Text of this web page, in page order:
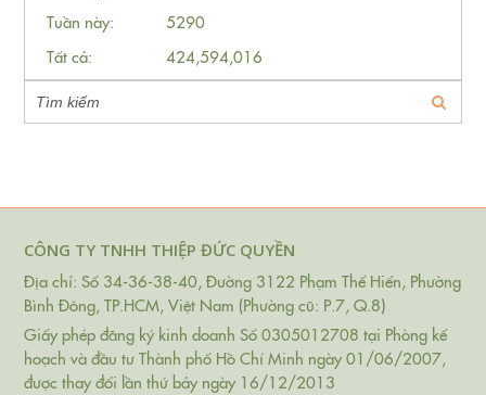
Tuần này:
5290
Tất cả:
424,594,016
CÔNG TY TNHH THIỆP ĐỨC QUYỀN
Địa chỉ: Số 34-36-38-40, Đường 3122 Phạm Thế Hiển, Phường
Bình Đông, TP.HCM, Việt Nam (Phường cũ: P.7, Q.8)
Giấy phép đăng ký kinh doanh Số 0305012708 tại Phòng kế
hoạch và đầu tư Thành phố Hồ Chí Minh ngày 01/06/2007,
được thay đổi lần thứ bảy ngày 16/12/2013